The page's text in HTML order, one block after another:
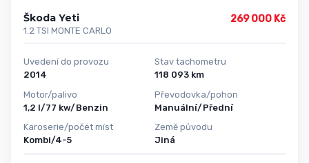
Škoda Yeti
1.2 TSI MONTE CARLO
269 000 Kč
Uvedení do provozu
2014
Motor/palivo
1,2 l/77 kw/Benzin
Karoserie/počet míst
Kombi/4-5
Stav tachometru
118 093 km
Převodovka/pohon
Manuální/Přední
Země původu
Jiná